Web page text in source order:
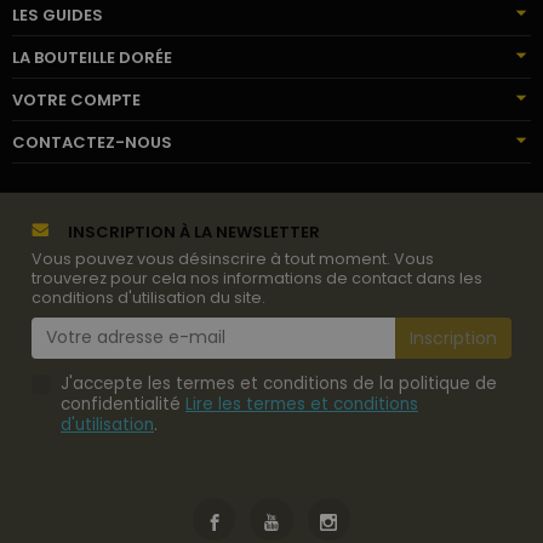
LES GUIDES
LA BOUTEILLE DORÉE
VOTRE COMPTE
CONTACTEZ-NOUS
INSCRIPTION À LA NEWSLETTER
Vous pouvez vous désinscrire à tout moment. Vous
trouverez pour cela nos informations de contact dans les
conditions d'utilisation du site.
J'accepte les termes et conditions de la politique de
confidentialité Lire les termes et conditions
d'utilisation.